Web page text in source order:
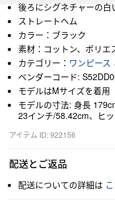
後ろにシグネチャーの白
ストレートヘム
カラー：ブラック
素材：コットン、ポリエ
カテゴリー： ワンピース
ベンダーコード:
モデルはMサイズを着用
モデルの寸法: 身長
23インチ/58.42cm、ヒ
アイテム ID: 922156
配送とご返品
配送についての詳細は